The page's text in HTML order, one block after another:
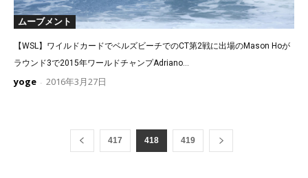
ムーブメント
【WSL】ワイルドカードでベルズビーチでのCT第2戦に出場のMason Hoが
ラウンド3で2015年ワールドチャンプAdriano...
yoge - 2016年3月27日
417 418 419